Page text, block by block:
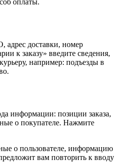
оплаты.
адрес доставки, номер
к заказу» введите сведения,
например: подъезды в
информации: позиции заказа,
о покупателе. Нажмите
о пользователе, информацию
вам повторить к вводу